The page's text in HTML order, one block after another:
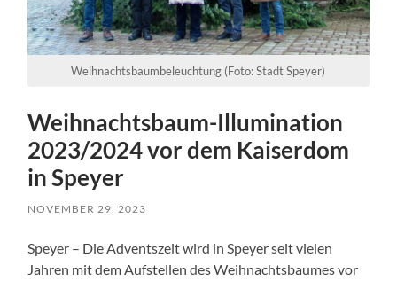
Weihnachtsbaumbeleuchtung (Foto: Stadt Speyer)
Weihnachtsbaum-Illumination
2023/2024 vor dem Kaiserdom
in Speyer
NOVEMBER 29, 2023
Speyer – Die Adventszeit wird in Speyer seit vielen
Jahren mit dem Aufstellen des Weihnachtsbaumes vor